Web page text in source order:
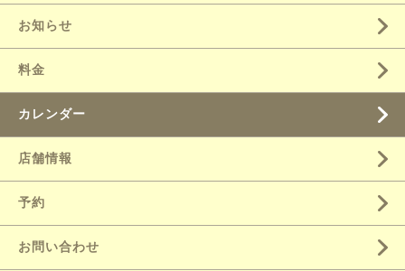
お知らせ
料金
カレンダー
店舗情報
予約
お問い合わせ